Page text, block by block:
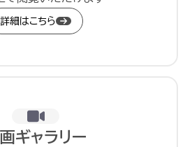
詳細はこちら
ギャラリー